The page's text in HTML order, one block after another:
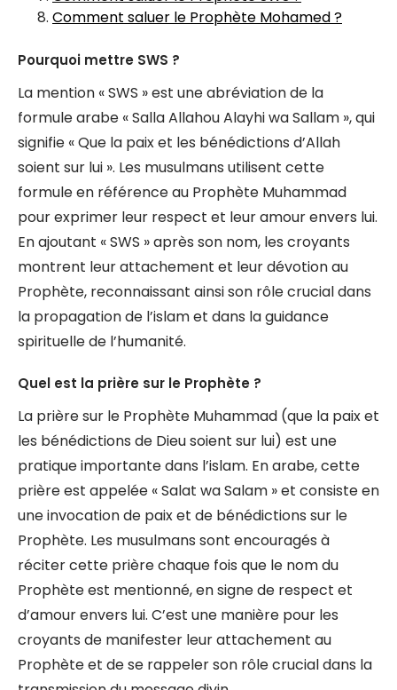
Comment saluer le Prophète Mohamed ?
Pourquoi mettre SWS ?
La mention « SWS » est une abréviation de la
formule arabe « Salla Allahou Alayhi wa Sallam », qui
signifie « Que la paix et les bénédictions d’Allah
soient sur lui ». Les musulmans utilisent cette
formule en référence au Prophète Muhammad
pour exprimer leur respect et leur amour envers lui.
En ajoutant « SWS » après son nom, les croyants
montrent leur attachement et leur dévotion au
Prophète, reconnaissant ainsi son rôle crucial dans
la propagation de l’islam et dans la guidance
spirituelle de l’humanité.
Quel est la prière sur le Prophète ?
La prière sur le Prophète Muhammad (que la paix et
les bénédictions de Dieu soient sur lui) est une
pratique importante dans l’islam. En arabe, cette
prière est appelée « Salat wa Salam » et consiste en
une invocation de paix et de bénédictions sur le
Prophète. Les musulmans sont encouragés à
réciter cette prière chaque fois que le nom du
Prophète est mentionné, en signe de respect et
d’amour envers lui. C’est une manière pour les
croyants de manifester leur attachement au
Prophète et de se rappeler son rôle crucial dans la